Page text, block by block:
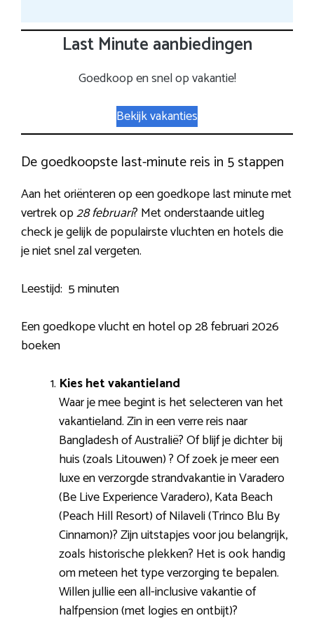
Last Minute aanbiedingen
Goedkoop en snel op vakantie!
Bekijk vakanties
De goedkoopste last-minute reis in 5 stappen
Aan het oriënteren op een goedkope last minute met
vertrek op28 februari? Met onderstaande uitleg
check je gelijk de populairste vluchten en hotels die
je niet snel zal vergeten.
Leestijd: 5 minuten
Een goedkope vlucht en hotel op 28 februari 2026
boeken
Kies het vakantieland
Waar je mee begint is het selecteren van het
vakantieland. Zin in een verre reis naar
Bangladesh of Australië? Of blijf je dichter bij
huis (zoals Litouwen) ? Of zoek je meer een
luxe en verzorgde strandvakantie in Varadero
(Be Live Experience Varadero), Kata Beach
(Peach Hill Resort) of Nilaveli (Trinco Blu By
Cinnamon)? Zijn uitstapjes voor jou belangrijk,
zoals historische plekken? Het is ook handig
om meteen het type verzorging te bepalen.
Willen jullie een all-inclusive vakantie of
halfpension (met logies en ontbijt)?